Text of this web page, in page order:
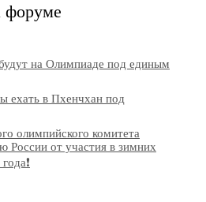
форуме
на Олимпиаде под единым
ехать в Пхенчхан под
олимпийского комитета
от участия в зимних